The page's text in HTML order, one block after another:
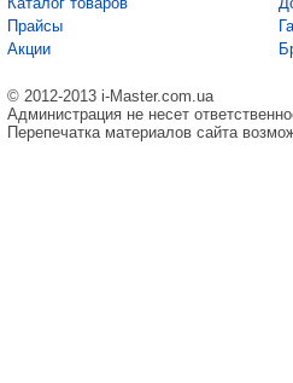
Прайсы
Акции
© 2012-2013 i-Master.com.ua
Администрация не несет
Перепечатка материалов сайта